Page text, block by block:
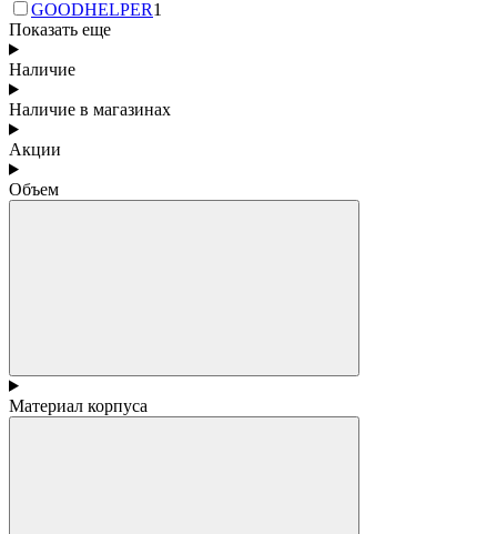
GOODHELPER1
Показать еще
Наличие
Наличие в магазинах
Акции
Объем
Материал корпуса